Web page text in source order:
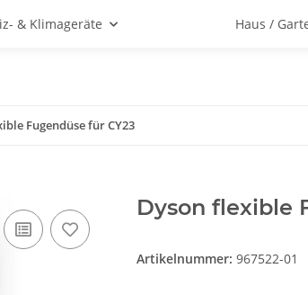
& Klimageräte Haus /
Fugendüse für CY23
Dyson flexible
Artikelnummer: 967522-01